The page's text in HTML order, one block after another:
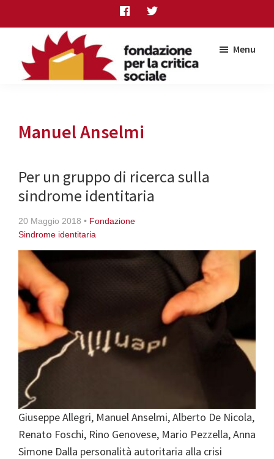
to
content
to
primary
sidebar
to
critica
sociale
Menu
Manuel Anselmi
Per un gruppo di ricerca sulla
sindrome identitaria
20 Maggio 2018 • Fondazione
Sindrome identitaria
Giuseppe Allegri, Manuel Anselmi, Alberto De Nicola,
Renato Foschi, Rino Genovese, Mario Pezzella, Anna
Simone Dalla personalità autoritaria alla crisi